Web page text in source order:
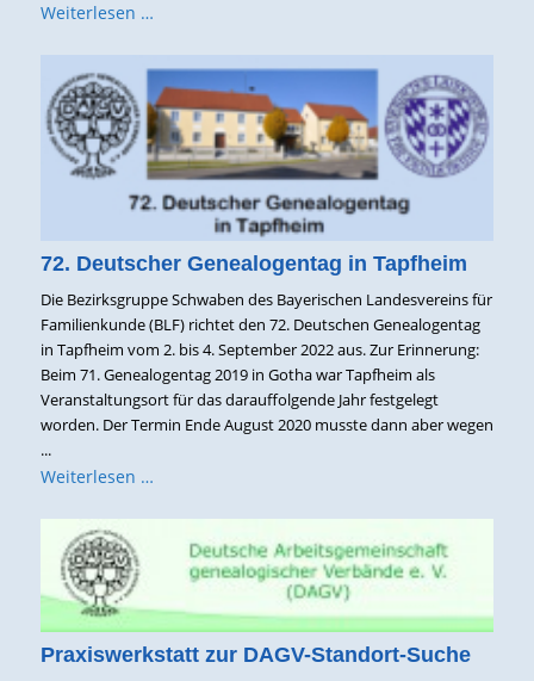
Weiterlesen …
72. Deutscher Genealogentag in Tapfheim
Die Bezirksgruppe Schwaben des Bayerischen Landesvereins für
Familienkunde (BLF) richtet den 72. Deutschen Genealogentag
in Tapfheim vom 2. bis 4. September 2022 aus. Zur Erinnerung:
Beim 71. Genealogentag 2019 in Gotha war Tapfheim als
Veranstaltungsort für das darauffolgende Jahr festgelegt
worden. Der Termin Ende August 2020 musste dann aber wegen
...
Weiterlesen …
Praxiswerkstatt zur DAGV-Standort-Suche